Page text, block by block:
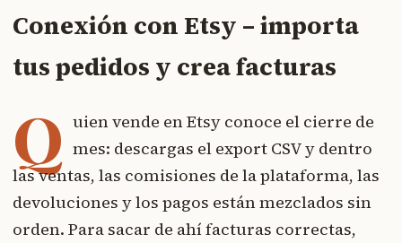
Conexión con Etsy – importa
tus pedidos y crea facturas
Q uien vende en Etsy conoce el cierre de
mes: descargas el export CSV y dentro
las ventas, las comisiones de la plataforma, las
devoluciones y los pagos están mezclados sin
orden. Para sacar de ahí facturas correctas,